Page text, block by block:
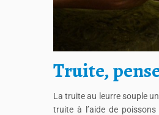
Truite,
La truite au leurre souple
truite à l’aide de